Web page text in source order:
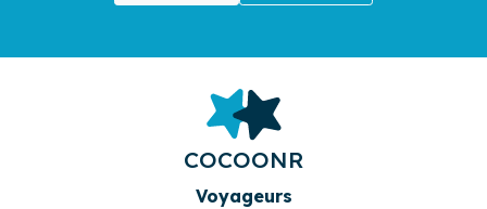
COCOONR
Voyageurs